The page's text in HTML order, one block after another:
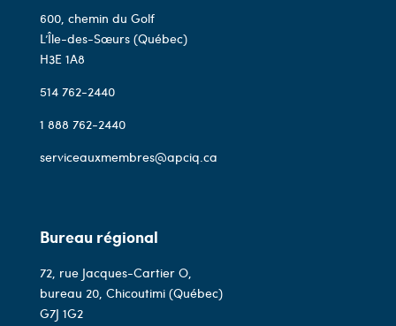
600, chemin du Golf
L’Île-des-Sœurs (Québec)
H3E 1A8
514 762-2440
1 888 762-2440
serviceauxmembres@apciq.ca
Bureau régional
72, rue Jacques-Cartier O,
bureau 20, Chicoutimi (Québec)
G7J 1G2